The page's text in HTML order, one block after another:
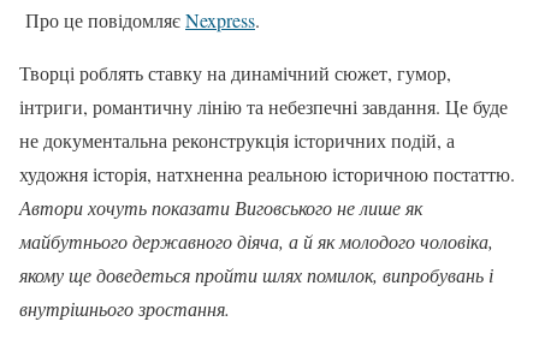
Про це повідомляєNexpress.
Творці роблять ставку на динамічний сюжет, гумор,
інтриги, романтичну лінію та небезпечні завдання. Це буде
не документальна реконструкція історичних подій, а
художня історія, натхненна реальною історичною постаттю.
Автори хочуть показати Виговського не лише як
майбутнього державного діяча, а й як молодого чоловіка,
якому ще доведеться пройти шлях помилок, випробувань і
внутрішнього зростання.